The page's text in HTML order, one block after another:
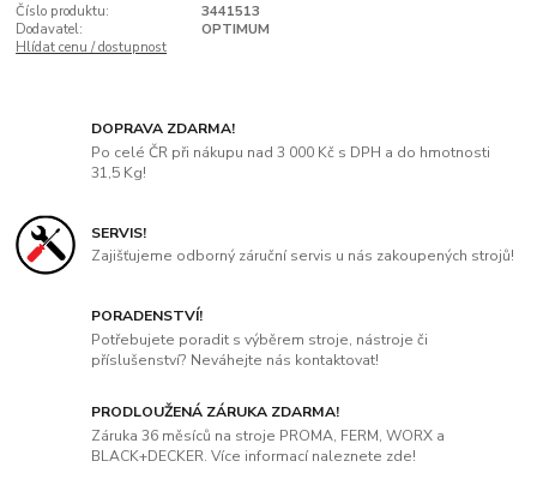
Číslo produktu:
3441513
Dodavatel:
OPTIMUM
Hlídat cenu / dostupnost
DOPRAVA ZDARMA!
Po celé ČR při nákupu nad 3 000 Kč s DPH a do hmotnosti
31,5 Kg!
SERVIS!
Zajišťujeme odborný záruční servis u nás zakoupených strojů!
PORADENSTVÍ!
Potřebujete poradit s výběrem stroje, nástroje či
příslušenství? Neváhejte nás kontaktovat!
PRODLOUŽENÁ ZÁRUKA ZDARMA!
Záruka 36 měsíců na stroje PROMA, FERM, WORX a
BLACK+DECKER. Více informací naleznete zde!